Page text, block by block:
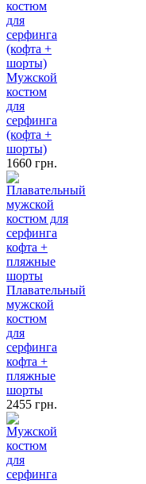
Мужской
костюм
для
серфинга
(кофта +
шорты)
1660 грн.
Плавательный
мужской
костюм
для
серфинга
кофта +
пляжные
шорты
2455 грн.